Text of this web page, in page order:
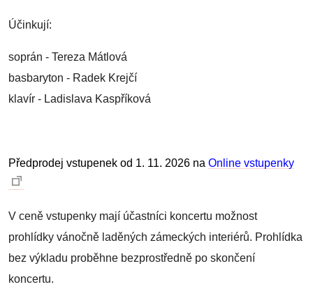
Účinkují:
soprán - Tereza Mátlová
basbaryton - Radek Krejčí
klavír - Ladislava Kaspříková
Předprodej vstupenek od 1. 11. 2026 na Online vstupenky
V ceně vstupenky mají účastníci koncertu možnost
prohlídky vánočně laděných zámeckých interiérů. Prohlídka
bez výkladu proběhne bezprostředně po skončení
koncertu.